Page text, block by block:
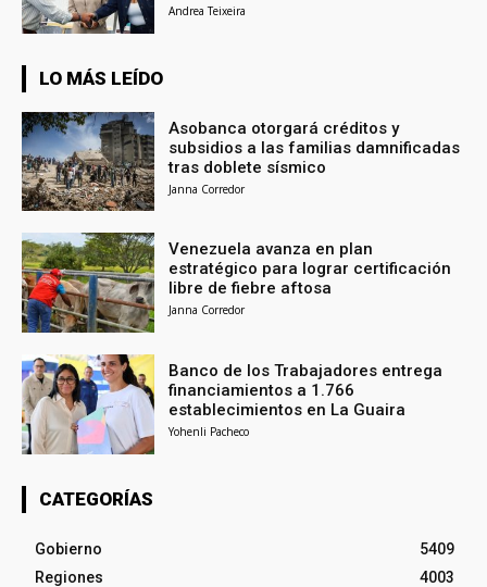
Andrea Teixeira
LO MÁS LEÍDO
Asobanca otorgará créditos y
subsidios a las familias damnificadas
tras doblete sísmico
Janna Corredor
Venezuela avanza en plan
estratégico para lograr certificación
libre de fiebre aftosa
Janna Corredor
Banco de los Trabajadores entrega
financiamientos a 1.766
establecimientos en La Guaira
Yohenli Pacheco
CATEGORÍAS
Gobierno
5409
Regiones
4003